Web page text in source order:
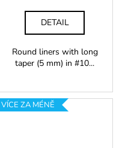
DETAIL
Round liners with long
taper (5 mm) in #10...
VÍCE ZA MÉNĚ